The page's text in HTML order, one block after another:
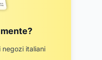
negozi italiani